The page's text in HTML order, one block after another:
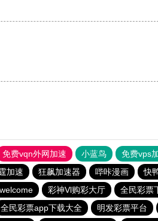
免费vqn外网加速 小蓝鸟 免费vps
加速 狂飙加速器 哔咔漫画 快
彩神Vl购彩大厅 全民彩票
全民彩票app下载大全 明发彩票平台